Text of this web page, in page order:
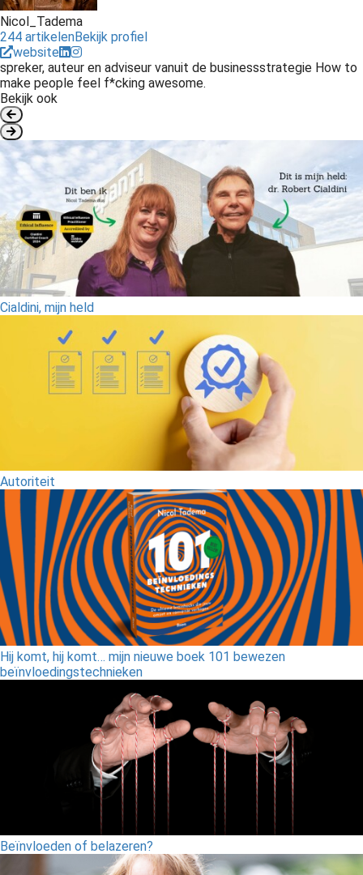
Nicol_Tadema
244 artikelenBekijk profiel
website
spreker, auteur en adviseur vanuit de businessstrategie How to
make people feel f*cking awesome.
Bekijk ook
Cialdini, mijn held
Autoriteit
Hij komt, hij komt… mijn nieuwe boek 101 bewezen
beïnvloedingstechnieken
Beïnvloeden of belazeren?